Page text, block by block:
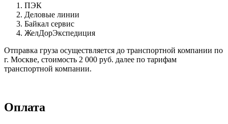
ПЭК
Деловые линии
Байкал сервис
ЖелДорЭкспедиция
Отправка груза осуществляется до транспортной компании по
г. Москве, стоимость 2 000 руб. далее по тарифам
транспортной компании.
Оплата